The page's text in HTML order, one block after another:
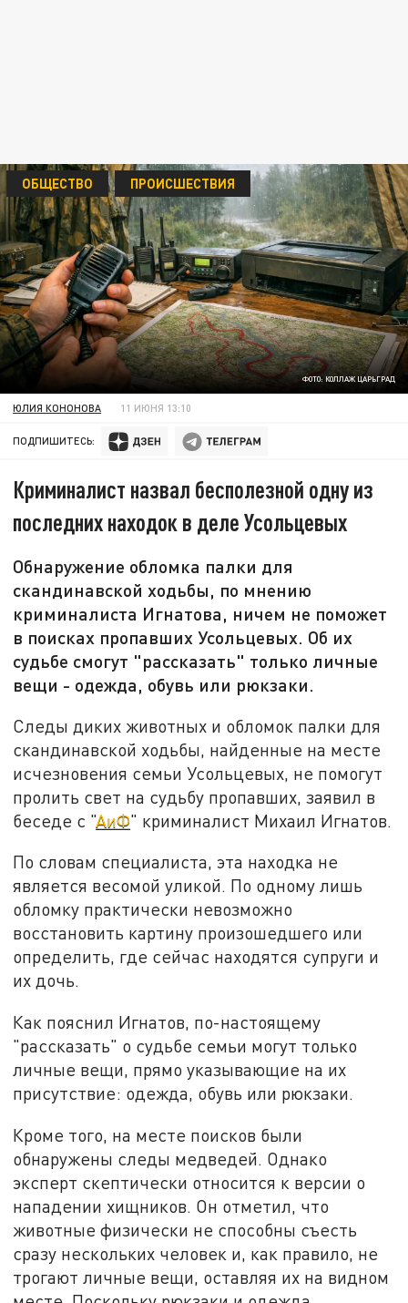
ФОТО: КОЛЛАЖ ЦАРЬГРАД
ОБЩЕСТВО ПРОИСШЕСТВИЯ
ЮЛИЯ КОНОНОВА 11 ИЮНЯ 13:10
ПОДПИШИТЕСЬ:
Криминалист назвал бесполезной одну из
последних находок в деле Усольцевых
Обнаружение обломка палки для
скандинавской ходьбы, по мнению
криминалиста Игнатова, ничем не поможет
в поисках пропавших Усольцевых. Об их
судьбе смогут "рассказать" только личные
вещи - одежда, обувь или рюкзаки.
Следы диких животных и обломок палки для
скандинавской ходьбы, найденные на месте
исчезновения семьи Усольцевых, не помогут
пролить свет на судьбу пропавших, заявил в
беседе с "АиФ" криминалист Михаил Игнатов.
По словам специалиста, эта находка не
является весомой уликой. По одному лишь
обломку практически невозможно
восстановить картину произошедшего или
определить, где сейчас находятся супруги и
их дочь.
Как пояснил Игнатов, по-настоящему
"рассказать" о судьбе семьи могут только
личные вещи, прямо указывающие на их
присутствие: одежда, обувь или рюкзаки.
Кроме того, на месте поисков были
обнаружены следы медведей. Однако
эксперт скептически относится к версии о
нападении хищников. Он отметил, что
животные физически не способны съесть
сразу нескольких человек и, как правило, не
трогают личные вещи, оставляя их на видном